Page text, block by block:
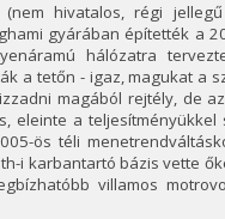
hivatalos, régi
gyárában építették a
hálózatra
a tetőn - igaz, magukat a
magából rejtély, de
eleinte a
ös téli
i karbantartó bázis vette
villamos